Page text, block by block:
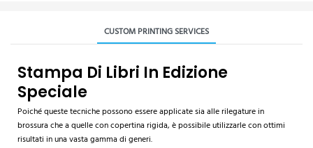
CUSTOM PRINTING SERVICES
Stampa Di Libri In Edizione
Speciale
Poiché queste tecniche possono essere applicate sia alle rilegature in
brossura che a quelle con copertina rigida, è possibile utilizzarle con ottimi
risultati in una vasta gamma di generi.